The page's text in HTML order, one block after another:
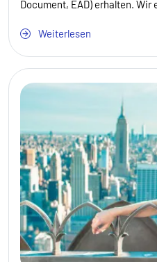
Document, EAD) erhalten. Wir
Weiterlesen